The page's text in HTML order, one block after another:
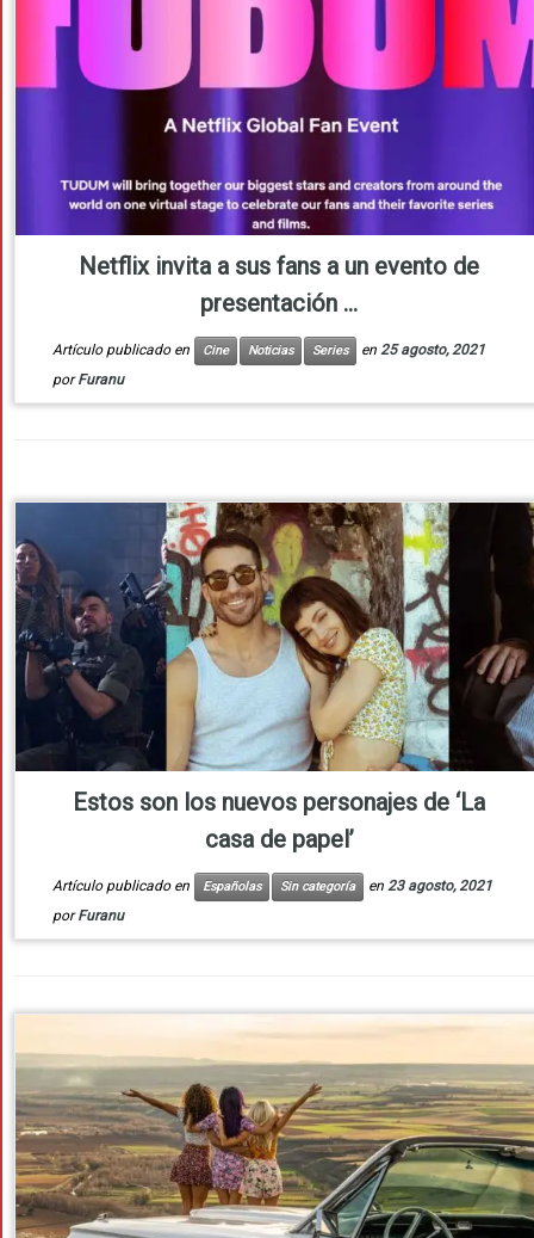
Netflix invita a sus fans a un evento de
presentación ...
Artículo publicado en Cine Noticias Series en 25 agosto, 2021
porFuranu
Estos son los nuevos personajes de ‘La
casa de papel’
Artículo publicado en Españolas Sin categoría en 23 agosto, 2021
porFuranu